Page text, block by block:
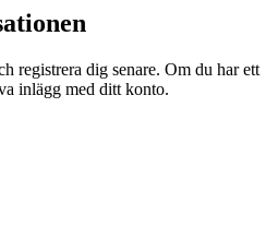
registrera dig senare. Om du har ett
inlägg med ditt konto.